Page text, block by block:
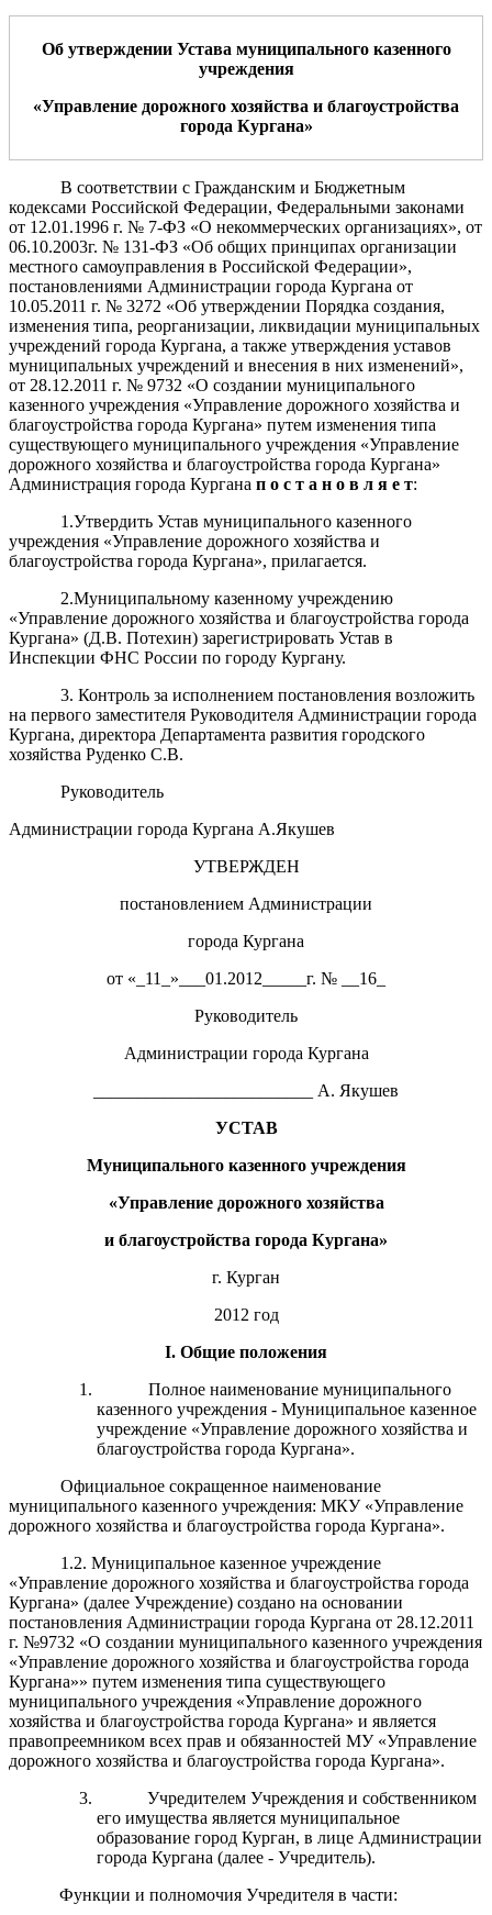
Об утверждении Устава муниципального казенного
учреждения
«Управление дорожного хозяйства и благоустройства
города Кургана»
В соответствии с Гражданским и Бюджетным
кодексами Российской Федерации, Федеральными законами
от 12.01.1996 г. № 7-ФЗ «О некоммерческих организациях», от
06.10.2003г. № 131-ФЗ «Об общих принципах организации
местного самоуправления в Российской Федерации»,
постановлениями Администрации города Кургана от
10.05.2011 г. № 3272 «Об утверждении Порядка создания,
изменения типа, реорганизации, ликвидации муниципальных
учреждений города Кургана, а также утверждения уставов
муниципальных учреждений и внесения в них изменений»,
от 28.12.2011 г. № 9732 «О создании муниципального
казенного учреждения «Управление дорожного хозяйства и
благоустройства города Кургана» путем изменения типа
существующего муниципального учреждения «Управление
дорожного хозяйства и благоустройства города Кургана»
Администрация города Кургана п о с т а н о в л я е т:
1.Утвердить Устав муниципального казенного
учреждения «Управление дорожного хозяйства и
благоустройства города Кургана», прилагается.
2.Муниципальному казенному учреждению
«Управление дорожного хозяйства и благоустройства города
Кургана» (Д.В. Потехин) зарегистрировать Устав в
Инспекции ФНС России по городу Кургану.
3. Контроль за исполнением постановления возложить
на первого заместителя Руководителя Администрации города
Кургана, директора Департамента развития городского
хозяйства Руденко С.В.
Руководитель
Администрации города Кургана А.Якушев
УТВЕРЖДЕН
постановлением Администрации
города Кургана
от «_11_»___01.2012_____г. № __16_
Руководитель
Администрации города Кургана
_________________________ А. Якушев
УСТАВ
Муниципального казенного учреждения
«Управление дорожного хозяйства
и благоустройства города Кургана»
г. Курган
2012 год
I. Общие положения
Полное наименование муниципального
казенного учреждения - Муниципальное казенное
учреждение «Управление дорожного хозяйства и
благоустройства города Кургана».
Официальное сокращенное наименование
муниципального казенного учреждения: МКУ «Управление
дорожного хозяйства и благоустройства города Кургана».
1.2. Муниципальное казенное учреждение
«Управление дорожного хозяйства и благоустройства города
Кургана» (далее Учреждение) создано на основании
постановления Администрации города Кургана от 28.12.2011
г. №9732 «О создании муниципального казенного учреждения
«Управление дорожного хозяйства и благоустройства города
Кургана»» путем изменения типа существующего
муниципального учреждения «Управление дорожного
хозяйства и благоустройства города Кургана» и является
правопреемником всех прав и обязанностей МУ «Управление
дорожного хозяйства и благоустройства города Кургана».
Учредителем Учреждения и собственником
его имущества является муниципальное
образование город Курган, в лице Администрации
города Кургана (далее - Учредитель).
Функции и полномочия Учредителя в части: